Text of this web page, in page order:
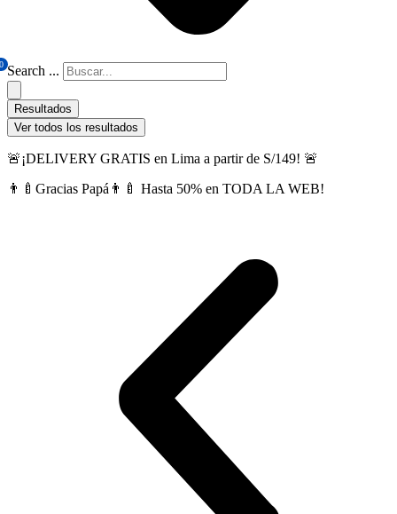
0 Search ...
Resultados
Ver todos los resultados
🚨¡DELIVERY GRATIS en Lima a partir de S/149! 🚨
👨‍🍼Gracias Papá👨‍🍼 Hasta 50% en TODA LA WEB!